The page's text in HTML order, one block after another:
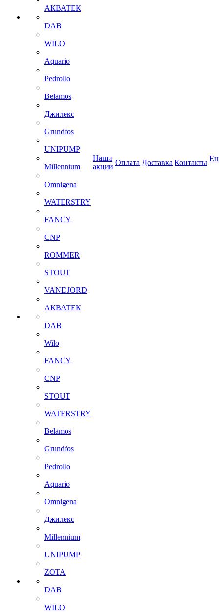
АКВАТЕК
DAB
WILO
Aquario
Pedrollo
Belamos
Джилекс
Grundfos
UNIPUMP
Millennium
Omnigena
WATERSTRY
FANCY
CNP
ROMMER
STOUT
VANDJORD
АКВАТЕК
DAB
Wilo
FANCY
CNP
STOUT
WATERSTRY
Belamos
Grundfos
Pedrollo
Aquario
Omnigena
Джилекс
Millennium
UNIPUMP
ZOTA
DAB
WILO
Наши
акции
Оплата Доставка Контакты